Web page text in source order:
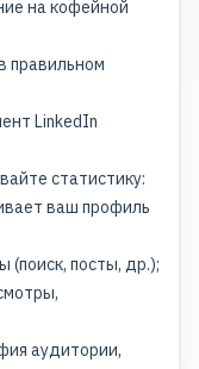
на кофейной
правильном
LinkedIn
статистику:
ваш профиль
(поиск, посты, др.);
аудитории,